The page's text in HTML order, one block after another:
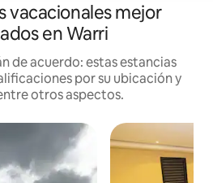
vacacionales mejor
en Warri
de acuerdo: estas estancias
por su ubicación y
otros aspectos.